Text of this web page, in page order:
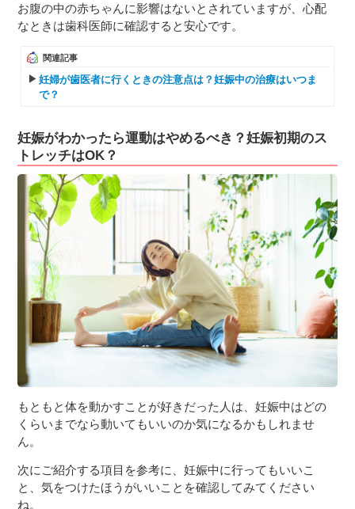
お腹の中の赤ちゃんに影響はないとされていますが、心配
なときは歯科医師に確認すると安心です。
関連記事
妊婦が歯医者に行くときの注意点は？妊娠中の治療はいつま
で？
妊娠がわかったら運動はやめるべき？妊娠初期のス
トレッチはOK？
もともと体を動かすことが好きだった人は、妊娠中はどの
くらいまでなら動いてもいいのか気になるかもしれませ
ん。
次にご紹介する項目を参考に、妊娠中に行ってもいいこ
と、気をつけたほうがいいことを確認してみてください
ね。